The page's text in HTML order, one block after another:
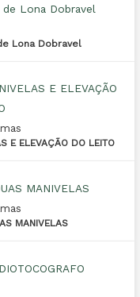
Lona Dobravel
E ELEVAÇÃO DO LEITO
MANIVELAS